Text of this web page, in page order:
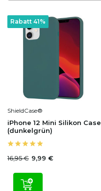
Rabatt 41%
ShieldCase®
iPhone 12 Mini Silikon Case
(dunkelgrün)
16,95 € 9,99 €